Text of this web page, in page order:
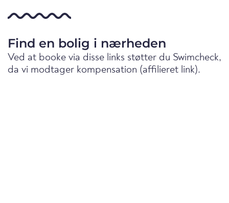
Find en bolig i nærheden
Ved at booke via disse links støtter du Swimcheck,
da vi modtager kompensation (affilieret link).